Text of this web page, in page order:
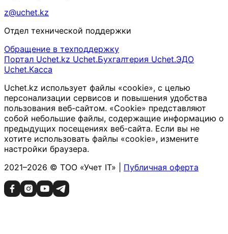
z@uchet.kz
Отдел технической поддержки
Обращение в техподдержку
Портал Uchet.kz Uchet.Бухгалтерия Uchet.ЭДО
Uchet.Касса
Uchet.kz использует файлы «cookie», с целью
персонализации сервисов и повышения удобства
пользования веб-сайтом. «Cookie» представляют
собой небольшие файлы, содержащие информацию о
предыдущих посещениях веб-сайта. Если вы не
хотите использовать файлы «cookie», измените
настройки браузера.
2021–2026 © ТОО «Учет IT» | Публичная оферта